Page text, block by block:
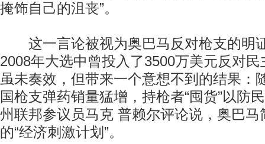
掩饰自己的沮丧”。
这一言论被视为奥巴马反对枪支的明
2008年大选中曾投入了3500万美元反对
虽未奏效，但带来一个意想不到的结果：
国枪支弹药销量猛增，持枪者“囤货”以防
州联邦参议员马克 普赖尔评论说，奥巴马
的“经济刺激计划”。